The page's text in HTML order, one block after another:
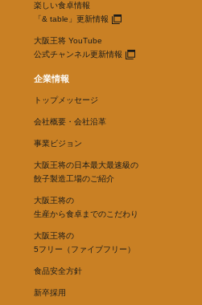
楽しい食卓情報
「& table」更新情報
大阪王将 YouTube
公式チャンネル更新情報
企業情報
トップメッセージ
会社概要・会社沿革
事業ビジョン
大阪王将の日本最大最速級の
餃子製造工場のご紹介
大阪王将の
生産から食卓までのこだわり
大阪王将の
5フリー（ファイブフリー）
食品安全方針
新卒採用